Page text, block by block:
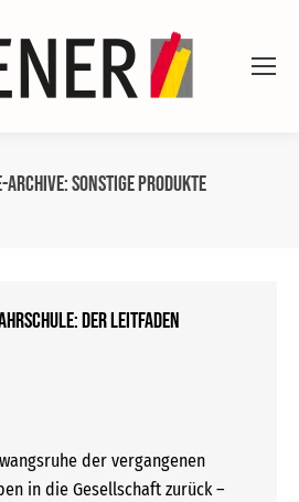
Archive:Sonstige Produkte
Der Leitfaden
der vergangenen
in die Gesellschaft zurück –